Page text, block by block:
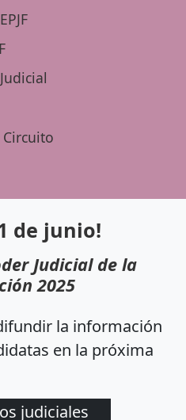
de junio!
Judicial de la
2025
la información
en la próxima
judiciales